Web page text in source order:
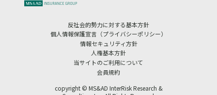
反社会的勢力に対する基本方針
個人情報保護宣言（プライバシーポリシー）
情報セキュリティ方針
人権基本方針
当サイトのご利用について
会員規約
copyright © MS&AD InterRisk Research &